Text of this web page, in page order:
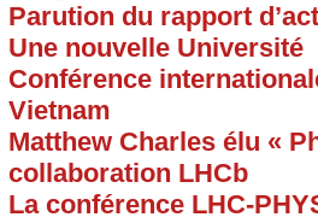
Parution du rapport
Une nouvelle Université
Conférence
Vietnam
Matthew Charles élu «
collaboration LHCb
La conférence LHC-